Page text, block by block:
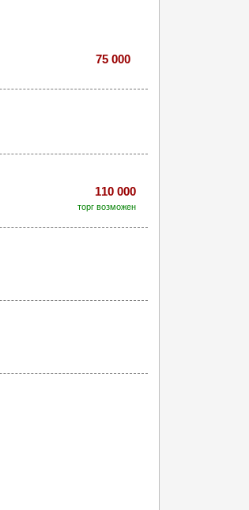
75 000
110 000
торг возможен